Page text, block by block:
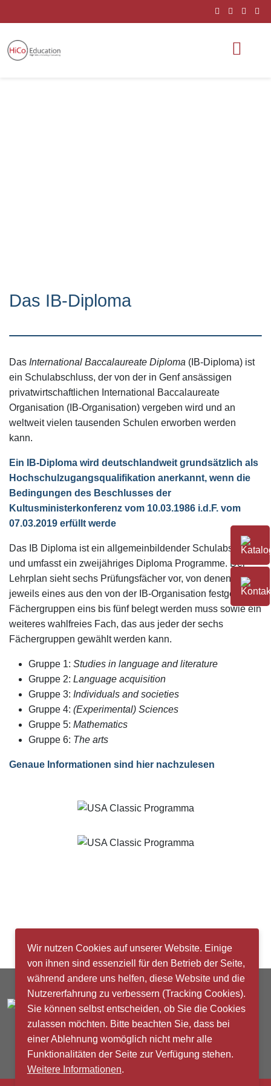
Das IB-Diploma
Das International Baccalaureate Diploma (IB-Diploma) ist
ein Schulabschluss, der von der in Genf ansässigen
privatwirtschaftlichen International Baccalaureate
Organisation (IB-Organisation) vergeben wird und an
weltweit vielen tausenden Schulen erworben werden
kann.
Ein IB-Diploma wird deutschlandweit grundsätzlich als
Hochschulzugangsqualifikation anerkannt, wenn die
Bedingungen des Beschlusses der
Kultusministerkonferenz vom 10.03.1986 i.d.F. vom
07.03.2019 erfüllt werde
Das IB Diploma ist ein allgemeinbildender Schulabschluss
und umfasst ein zweijähriges Diploma Programme. Der
Lehrplan sieht sechs Prüfungsfächer vor, von denen
jeweils eines aus den von der IB-Organisation festgelegten
Fächergruppen eins bis fünf belegt werden muss sowie ein
weiteres wahlfreies Fach, das aus jeder der sechs
Fächergruppen gewählt werden kann.
Gruppe 1: Studies in language and literature
Gruppe 2: Language acquisition
Gruppe 3: Individuals and societies
Gruppe 4: (Experimental) Sciences
Gruppe 5: Mathematics
Gruppe 6: The arts
Genaue Informationen sind hier nachzulesen
Datenschutz
Wir nutzen Cookies auf unserer Website. Einige
von ihnen sind essenziell für den Betrieb der Seite,
während andere uns helfen, diese Website und die
Nutzererfahrung zu verbessern (Tracking Cookies).
Sie können selbst entscheiden, ob Sie die Cookies
zulassen möchten. Bitte beachten Sie, dass bei
einer Ablehnung womöglich nicht mehr alle
Funktionalitäten der Seite zur Verfügung stehen.
Weitere Informationen.